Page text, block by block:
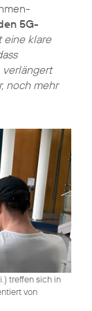
5G-
eine klare
verlängert
noch mehr
treffen sich in
von